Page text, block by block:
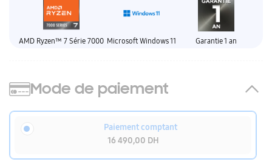
AMD Ryzen™ 7 Série 7000 Microsoft Windows 11 Garantie 1 an
Mode de paiement
Paiement comptant
16 490,00 DH